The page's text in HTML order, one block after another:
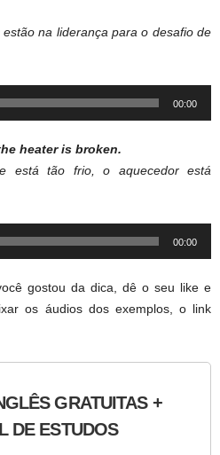
na liderança para o desafio de
00:00
heater is broken.
está tão frio, o aquecedor está
00:00
gostou da dica, dê o seu like e
os áudios dos exemplos, o link
GRATUITAS +
DE ESTUDOS